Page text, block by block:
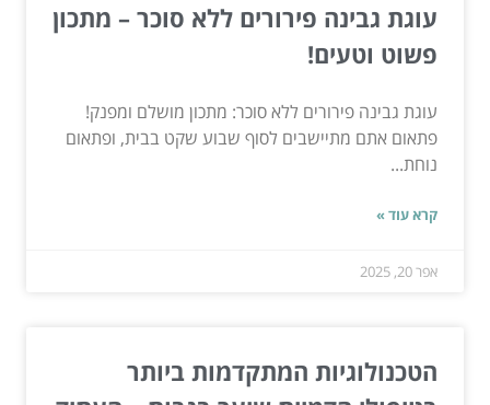
עוגת גבינה פירורים ללא סוכר – מתכון
פשוט וטעים!
עוגת גבינה פירורים ללא סוכר: מתכון מושלם ומפנק!
פתאום אתם מתיישבים לסוף שבוע שקט בבית, ופתאום
נוחת...
קרא עוד »
אפר 20, 2025
הטכנולוגיות המתקדמות ביותר